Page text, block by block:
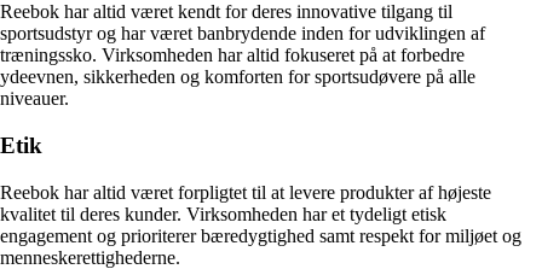
Reebok har altid været kendt for deres innovative tilgang til
sportsudstyr og har været banbrydende inden for udviklingen af
træningssko. Virksomheden har altid fokuseret på at forbedre
ydeevnen, sikkerheden og komforten for sportsudøvere på alle
niveauer.
Etik
Reebok har altid været forpligtet til at levere produkter af højeste
kvalitet til deres kunder. Virksomheden har et tydeligt etisk
engagement og prioriterer bæredygtighed samt respekt for miljøet og
menneskerettighederne.